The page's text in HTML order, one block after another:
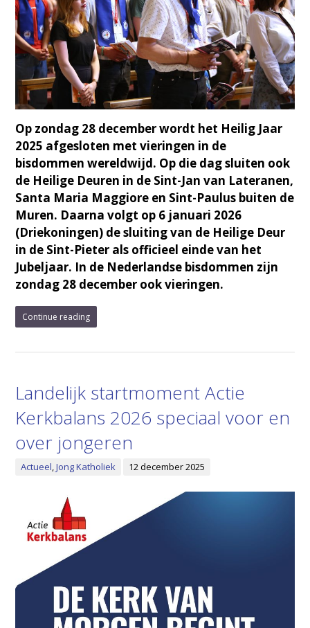
Op zondag 28 december wordt het Heilig Jaar
2025 afgesloten met vieringen in de
bisdommen wereldwijd. Op die dag sluiten ook
de Heilige Deuren in de Sint-Jan van Lateranen,
Santa Maria Maggiore en Sint-Paulus buiten de
Muren. Daarna volgt op 6 januari 2026
(Driekoningen) de sluiting van de Heilige Deur
in de Sint-Pieter als officieel einde van het
Jubeljaar. In de Nederlandse bisdommen zijn
zondag 28 december ook vieringen.
Continue reading
Landelijk startmoment Actie
Kerkbalans 2026 speciaal voor en
over jongeren
Actueel ,Jong Katholiek 12 december 2025